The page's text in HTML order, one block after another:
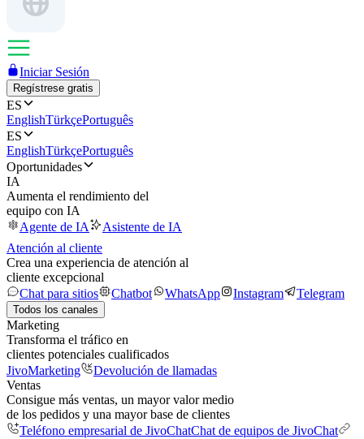
Iniciar Sesión
Regístrese gratis
ES
EnglishTürkçePortuguês
ES
EnglishTürkçePortuguês
Oportunidades
IA
Aumenta el rendimiento del
equipo con IA
Agente de IA
Asistente de IA
Atención al cliente
Crea una experiencia de atención al
cliente excepcional
Chat para sitios
Chatbot WhatsApp Instagram Telegram
Todos los canales
Marketing
Transforma el tráfico en
clientes potenciales cualificados
JivoMarketing
Devolución de llamadas
Ventas
Consigue más ventas, un mayor valor medio
de los pedidos y una mayor base de clientes
Teléfono empresarial de JivoChatChat de equipos de JivoChat